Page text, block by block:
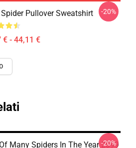
Pullover Sweatshirt
€ - 44,11 €
-20%
Many Spiders In The Year 2099
-20%